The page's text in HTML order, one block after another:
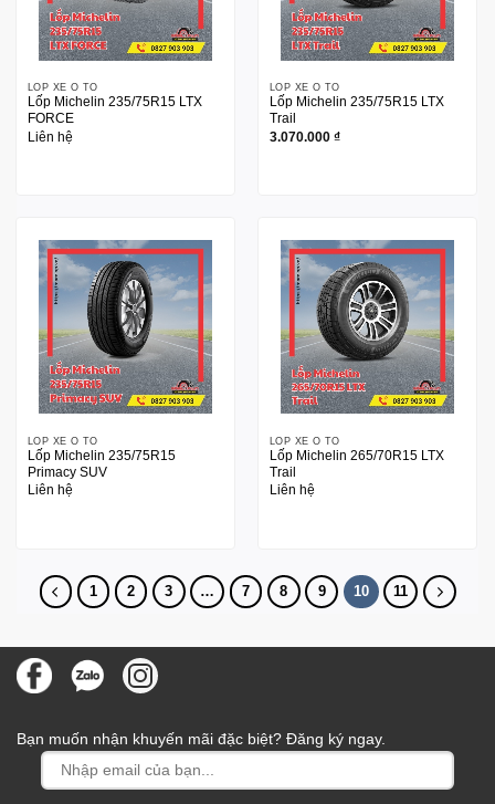
LỐP XE Ô TÔ
Lốp Michelin 235/75R15 LTX
FORCE
Liên hệ
LỐP XE Ô TÔ
Lốp Michelin 235/75R15 LTX
Trail
3.070.000 ₫
LỐP XE Ô TÔ
Lốp Michelin 235/75R15
Primacy SUV
Liên hệ
LỐP XE Ô TÔ
Lốp Michelin 265/70R15 LTX
Trail
Liên hệ
1 2 3 … 7 8 9 10 11
Bạn muốn nhận khuyến mãi đặc biệt? Đăng ký ngay.